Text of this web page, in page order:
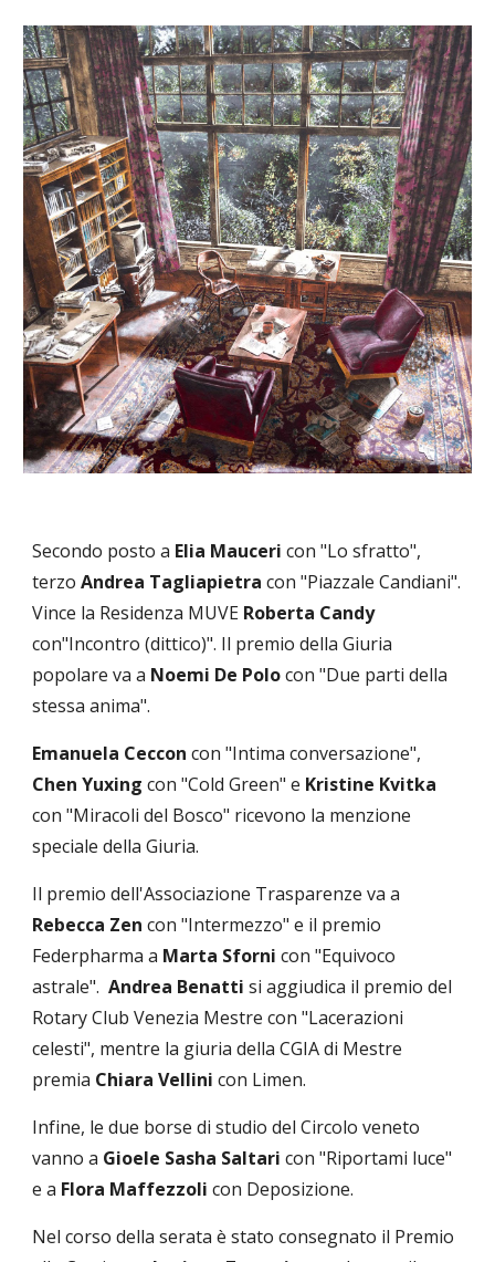
Secondo posto a Elia Maucericon "Lo sfratto",
terzoAndrea Tagliapietra con "Piazzale Candiani".
Vince la Residenza MUVE Roberta Candy
con"Incontro (dittico)". Il premio della Giuria
popolare va a Noemi De Polocon "Due parti della
stessa anima".
Emanuela Ceccon con "Intima conversazione",
Chen Yuxing con "Cold Green" e Kristine Kvitka
con "Miracoli del Bosco" ricevono la menzione
speciale della Giuria.
Il premio dell'Associazione Trasparenze va a
Rebecca Zen con "Intermezzo" e il premio
Federpharma a Marta Sfornicon "Equivoco
astrale".Andrea Benatti si aggiudica il premio del
Rotary Club Venezia Mestre con "Lacerazioni
celesti", mentre la giuria della CGIA di Mestre
premia Chiara Vellini con Limen.
Infine, le due borse di studio del Circolo veneto
vanno a Gioele Sasha Saltaricon "Riportami luce"
e a Flora Maffezzoli con Deposizione.
Nel corso della serata è stato consegnato il Premio